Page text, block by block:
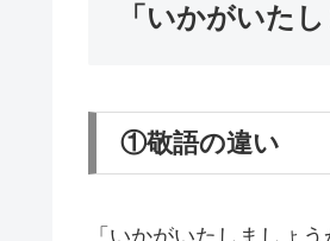
「いかがいた
①敬語の違い
「いかがいたしましょ